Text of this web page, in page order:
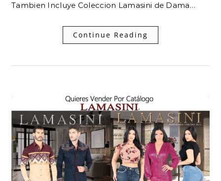
Tambien Incluye Coleccion Lamasini de Dama…
Continue Reading